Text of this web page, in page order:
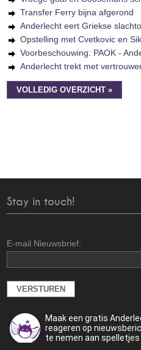
Transfer Ferry bijna afgerond
Anderlecht eert Griekse
Opstelling met Cvetkovic en
Voorbeschouwing: PAOK -
Anderlecht trekt met
VOLLEDIG OVERZICHT »
Stay in touch!
E-mail Nieuwsbrief:
Maak een gratis
reageren op
te nemen aan spelletjes